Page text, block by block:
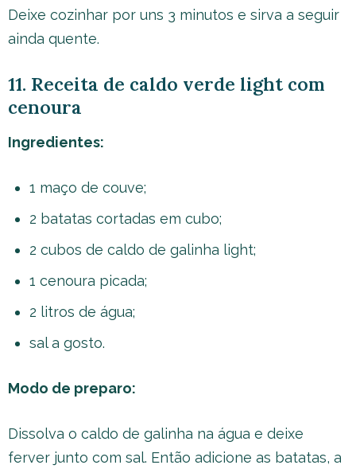
Deixe cozinhar por uns 3 minutos e sirva a seguir
ainda quente.
11. Receita de caldo verde light com
cenoura
Ingredientes:
1 maço de couve;
2 batatas cortadas em cubo;
2 cubos de caldo de galinha light;
1 cenoura picada;
2 litros de água;
sal a gosto.
Modo de preparo:
Dissolva o caldo de galinha na água e deixe
ferver junto com sal. Então adicione as batatas, a